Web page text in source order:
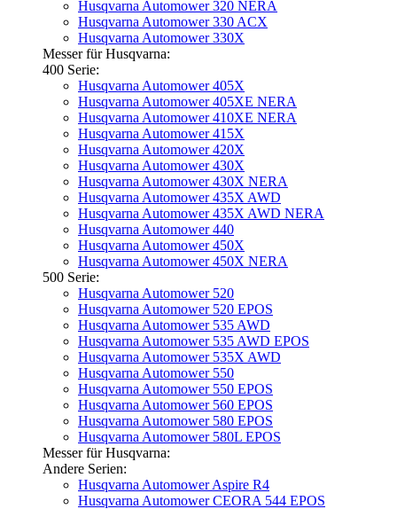
Husqvarna Automower 320 NERA
Husqvarna Automower 330 ACX
Husqvarna Automower 330X
Messer für Husqvarna:
400 Serie:
Husqvarna Automower 405X
Husqvarna Automower 405XE NERA
Husqvarna Automower 410XE NERA
Husqvarna Automower 415X
Husqvarna Automower 420X
Husqvarna Automower 430X
Husqvarna Automower 430X NERA
Husqvarna Automower 435X AWD
Husqvarna Automower 435X AWD NERA
Husqvarna Automower 440
Husqvarna Automower 450X
Husqvarna Automower 450X NERA
500 Serie:
Husqvarna Automower 520
Husqvarna Automower 520 EPOS
Husqvarna Automower 535 AWD
Husqvarna Automower 535 AWD EPOS
Husqvarna Automower 535X AWD
Husqvarna Automower 550
Husqvarna Automower 550 EPOS
Husqvarna Automower 560 EPOS
Husqvarna Automower 580 EPOS
Husqvarna Automower 580L EPOS
Messer für Husqvarna:
Andere Serien:
Husqvarna Automower Aspire R4
Husqvarna Automower CEORA 544 EPOS